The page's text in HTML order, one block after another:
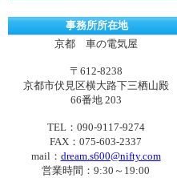
事務所所在地
京都 車の電気屋
〒612-8238
京都市伏見区横大路下三栖山殿
66番地 203
TEL：090-9117-9274
FAX：075-603-2337
mail： dream.s600@nifty.com
営業時間：9:30～19:00